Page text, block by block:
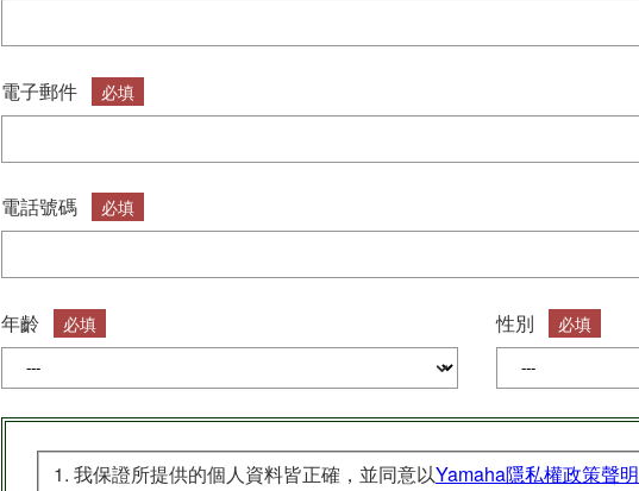
電子郵件 必填
電話號碼 必填
年齡 必填 性別 必填
1. 我保證所提供的個人資料皆正確，並同意以Yamaha隱私權政策聲明